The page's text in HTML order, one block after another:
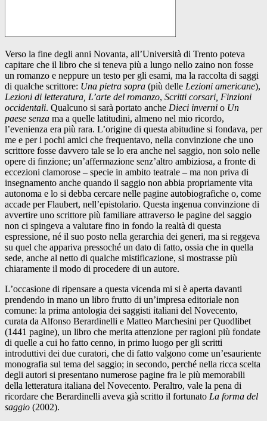
Verso la fine degli anni Novanta, all’Università di Trento poteva
capitare che il libro che si teneva più a lungo nello zaino non fosse
un romanzo e neppure un testo per gli esami, ma la raccolta di saggi
di qualche scrittore: Una pietra sopra (più delle Lezioni americane),
Lezioni di letteratura, L’arte del romanzo, Scritti corsari, Finzioni
occidentali. Qualcuno si sarà portato anche Dieci inverni o Un
paese senza ma a quelle latitudini, almeno nel mio ricordo,
l’evenienza era più rara. L’origine di questa abitudine si fondava, per
me e per i pochi amici che frequentavo, nella convinzione che uno
scrittore fosse davvero tale se lo era anche nel saggio, non solo nelle
opere di finzione; un’affermazione senz’altro ambiziosa, a fronte di
eccezioni clamorose – specie in ambito teatrale – ma non priva di
insegnamento anche quando il saggio non abbia propriamente vita
autonoma e lo si debba cercare nelle pagine autobiografiche o, come
accade per Flaubert, nell’epistolario. Questa ingenua convinzione di
avvertire uno scrittore più familiare attraverso le pagine del saggio
non ci spingeva a valutare fino in fondo la realtà di questa
espressione, né il suo posto nella gerarchia dei generi, ma si reggeva
su quel che appariva pressoché un dato di fatto, ossia che in quella
sede, anche al netto di qualche mistificazione, si mostrasse più
chiaramente il modo di procedere di un autore.
L’occasione di ripensare a questa vicenda mi si è aperta davanti
prendendo in mano un libro frutto di un’impresa editoriale non
comune: la prima antologia dei saggisti italiani del Novecento,
curata da Alfonso Berardinelli e Matteo Marchesini per Quodlibet
(1441 pagine), un libro che merita attenzione per ragioni più fondate
di quelle a cui ho fatto cenno, in primo luogo per gli scritti
introduttivi dei due curatori, che di fatto valgono come un’esauriente
monografia sul tema del saggio; in secondo, perché nella ricca scelta
degli autori si presentano numerose pagine fra le più memorabili
della letteratura italiana del Novecento. Peraltro, vale la pena di
ricordare che Berardinelli aveva già scritto il fortunato La forma del
saggio (2002).